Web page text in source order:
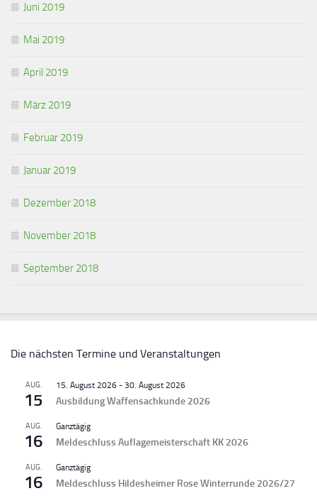
Juni 2019
Mai 2019
April 2019
März 2019
Februar 2019
Januar 2019
Dezember 2018
November 2018
September 2018
Die nächsten Termine und Veranstaltungen
AUG.
15
15. August 2026 - 30. August 2026
Ausbildung Waffensachkunde 2026
AUG.
16
Ganztägig
Meldeschluss Auflagemeisterschaft KK 2026
AUG.
16
Ganztägig
Meldeschluss Hildesheimer Rose Winterrunde 2026/27